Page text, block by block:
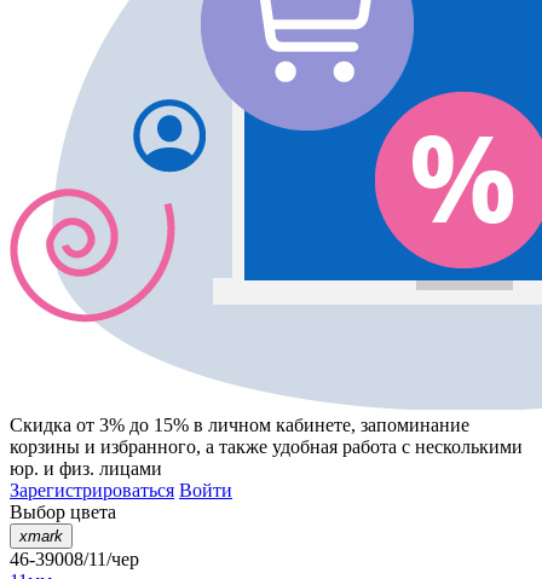
Скидка от 3% до 15% в личном кабинете, запоминание
корзины и избранного, а также удобная работа с несколькими
юр. и физ. лицами
Зарегистрироваться Войти
Выбор цвета
xmark
46-39008/11/чер